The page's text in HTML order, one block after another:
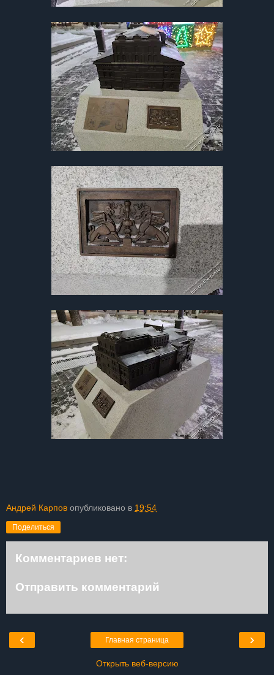
Андрей Карпов опубликовано в 19:54
Поделиться
Комментариев нет:
Отправить комментарий
‹ ›
Главная страница
Открыть веб-версию